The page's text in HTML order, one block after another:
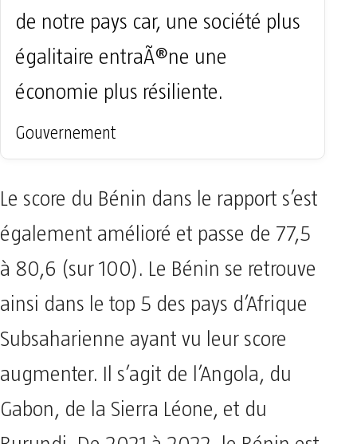
de notre pays car, une société plus
égalitaire entraÃ®ne une
économie plus résiliente.
Gouvernement
Le score du Bénin dans le rapport s’est
également amélioré et passe de 77,5
à 80,6 (sur 100). Le Bénin se retrouve
ainsi dans le top 5 des pays d’Afrique
Subsaharienne ayant vu leur score
augmenter. Il s’agit de l’Angola, du
Gabon, de la Sierra Léone, et du